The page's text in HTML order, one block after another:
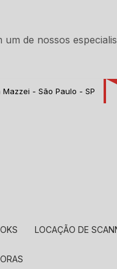
de nossos
- São Paulo - SP
LOCAÇÃO DE